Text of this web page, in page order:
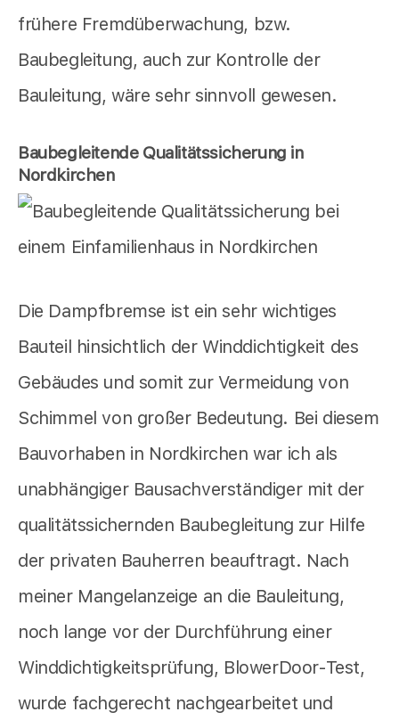
frühere Fremdüberwachung, bzw.
Baubegleitung, auch zur Kontrolle der
Bauleitung, wäre sehr sinnvoll gewesen.
Baubegleitende Qualitätssicherung in
Nordkirchen
Die Dampfbremse ist ein sehr wichtiges
Bauteil hinsichtlich der Winddichtigkeit des
Gebäudes und somit zur Vermeidung von
Schimmel von großer Bedeutung. Bei diesem
Bauvorhaben in Nordkirchen war ich als
unabhängiger Bausachverständiger mit der
qualitätssichernden Baubegleitung zur Hilfe
der privaten Bauherren beauftragt. Nach
meiner Mangelanzeige an die Bauleitung,
noch lange vor der Durchführung einer
Winddichtigkeitsprüfung, BlowerDoor-Test,
wurde fachgerecht nachgearbeitet und